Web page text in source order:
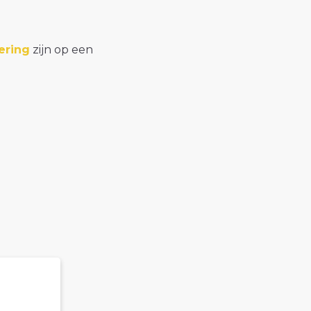
zijn op een